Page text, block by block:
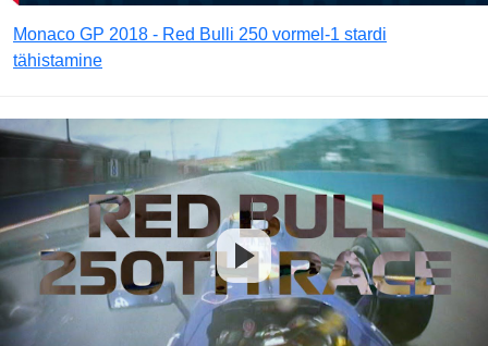
Monaco GP 2018 - Red Bulli 250 vormel-1 stardi
tähistamine